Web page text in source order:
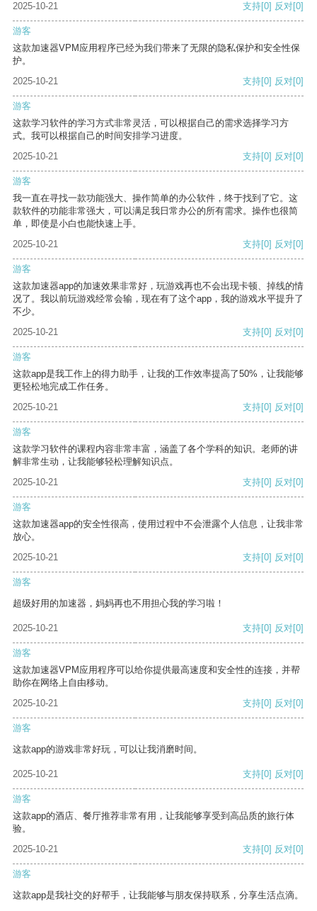
2025-10-21
支持[0] 反对[0]
游客
这款加速器VPM应用程序已经为我们带来了无限的隐私保护和安全性保
护。
2025-10-21
支持[0] 反对[0]
游客
这款学习软件的学习方式非常灵活，可以根据自己的需求选择学习方
式。我可以根据自己的时间安排学习进度。
2025-10-21
支持[0] 反对[0]
游客
我一直在寻找一款功能强大、操作简单的办公软件，终于找到了它。这
款软件的功能非常强大，可以满足我日常办公的所有需求。操作也很简
单，即使是小白也能快速上手。
2025-10-21
支持[0] 反对[0]
游客
这款加速器app的加速效果非常好，玩游戏再也不会出现卡顿、掉线的情
况了。我以前玩游戏经常会输，现在有了这个app，我的游戏水平提升了
不少。
2025-10-21
支持[0] 反对[0]
游客
这款app是我工作上的得力助手，让我的工作效率提高了50%，让我能够
更轻松地完成工作任务。
2025-10-21
支持[0] 反对[0]
游客
这款学习软件的课程内容非常丰富，涵盖了各个学科的知识。老师的讲
解非常生动，让我能够轻松理解知识点。
2025-10-21
支持[0] 反对[0]
游客
这款加速器app的安全性很高，使用过程中不会泄露个人信息，让我非常
放心。
2025-10-21
支持[0] 反对[0]
游客
超级好用的加速器，妈妈再也不用担心我的学习啦！
2025-10-21 支持[0] 反对[0]
游客
这款加速器VPM应用程序可以给你提供最高速度和安全性的连接，并帮
助你在网络上自由移动。
2025-10-21
支持[0] 反对[0]
游客
这款app的游戏非常好玩，可以让我消磨时间。
2025-10-21 支持[0] 反对[0]
游客
这款app的酒店、餐厅推荐非常有用，让我能够享受到高品质的旅行体
验。
2025-10-21
支持[0] 反对[0]
游客
这款app是我社交的好帮手，让我能够与朋友保持联系，分享生活点滴。